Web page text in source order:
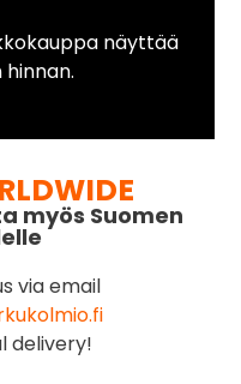
näyttää
myös Suomen
via email
delivery!